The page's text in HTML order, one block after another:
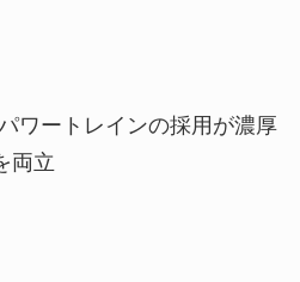
ワートレインの採用が濃厚
両立